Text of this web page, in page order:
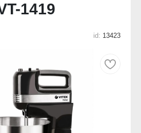
1419
id: 13423